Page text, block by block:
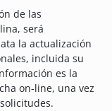
de las
será
la actualización
incluida su
es la
on-line, una vez